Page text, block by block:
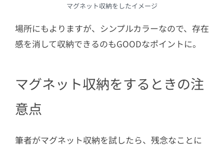
マグネット収納をしたイメージ
場所にもよりますが、シンプルカラーなので、存在
感を消して収納できるのもGOODなポイントに。
マグネット収納をするときの注
意点
筆者がマグネット収納を試したら、残念なことに